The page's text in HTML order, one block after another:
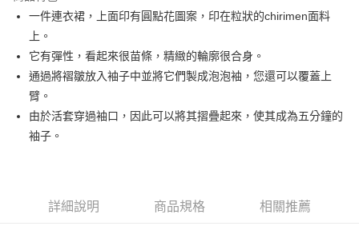
悠遊付
大哥付你分期
相關說明
【大哥付你分期使用說明】
1.本服務由台灣大哥大提供，台灣大哥大用戶可立即使用無須另外申請。
2.付款方式選擇「大哥付你分期」，訂單成立後會自動跳轉到大哥付的交易
流程，驗證手機門號後，選擇欲分期的期數、繳款截止日，確認付款後即完
成交易。
3.實際核准額度、可分期數及費用金額請依後續交易確認頁面所載為準。
【繳款方式說明】
1.分期款項不併入電信帳單，「大哥付你分期」於每月結算日後寄送繳費提
AFTEE先享後付
相關說明
【關於「AFTEE先享後付」】
AFTEE先享後付是「在收到商品之後才付款」的支付方式。 讓您購物簡單
ATM付款
全家取貨付款
一件連衣裙，上面印有圓點花圖案，印在粒狀的chirimen面料
上。
它有彈性，看起來很苗條，精緻的輪廓很合身。
通過將褶皺放入袖子中並將它們製成泡泡袖，您還可以覆蓋上
臂。
由於活套穿過袖口，因此可以將其摺疊起來，使其成為五分鐘的
袖子。
詳細說明 商品規格 相關推薦